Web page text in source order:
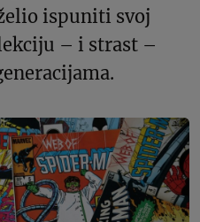
ispuniti svoj
– i strast –